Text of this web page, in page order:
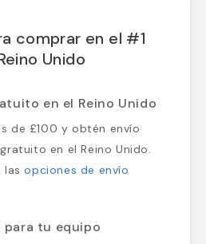
comprar en el #1
Unido
en el Reino Unido
de £100 y obtén envío
en el Reino Unido.
lasopciones de envío
para tu equipo